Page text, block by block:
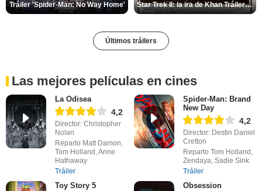
Tráiler 'Spider-Man: No Way Home' Star Trek II: la ira de Khan Tráiler VO
Últimos tráilers
Las mejores películas en cines
La Odisea
4,2
Director: Christopher
Nolan
Reparto Matt Damon,
Tom Holland, Anne
Hathaway
Tráiler
Spider-Man: Brand
New Day
4,2
Director: Destin Daniel
Cretton
Reparto Tom Holland,
Zendaya, Sadie Sink
Tráiler
Toy Story 5 Obsession